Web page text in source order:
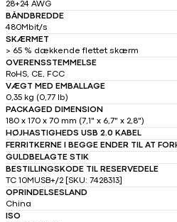
28+24 AWG
BÅNDBREDDE
480Mbit/s
SKÆRMET
> 65 % dækkende flettet skærm
OVERENSSTEMMELSE
RoHS, CE, FCC
VÆGT MED EMBALLAGE
0,35 kg (0,77 lb)
PACKAGED DIMENSION
180 x 170 x 70 mm (7,1" x 6,7" x 2,8")
HØJHASTIGHEDS USB 2.0 KABEL
FERRITKERNE I BEGGE ENDER TIL AT
GULDBELAGTE STIK
BESTILLINGSKODE TIL RESERVEDELE
TC 10MUSB+/2 [SKU: 7428313]
OPRINDELSESLAND
China
ISO